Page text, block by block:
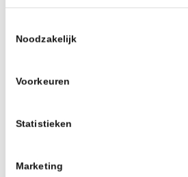
Noodzakelijk
Voorkeuren
Statistieken
Marketing
duurzame inzetbaarheid
Benieuwd wat de ME-
organisatie kan
contact met ons op,
graag meer over.
📞 0413 – 27 12 19